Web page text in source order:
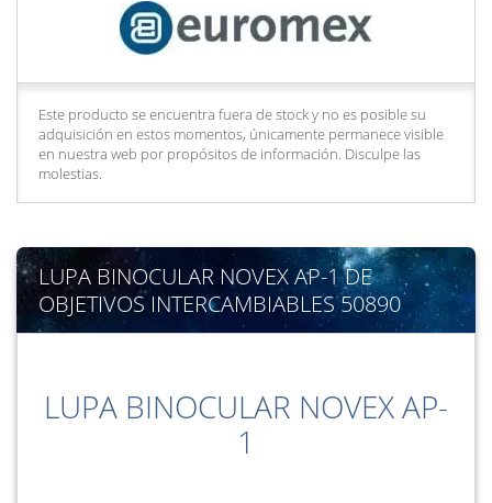
Este producto se encuentra fuera de stock y no es posible su
adquisición en estos momentos, únicamente permanece visible
en nuestra web por propósitos de información. Disculpe las
molestias.
LUPA BINOCULAR NOVEX AP-1 DE
OBJETIVOS INTERCAMBIABLES 50890
LUPA BINOCULAR NOVEX AP-
1